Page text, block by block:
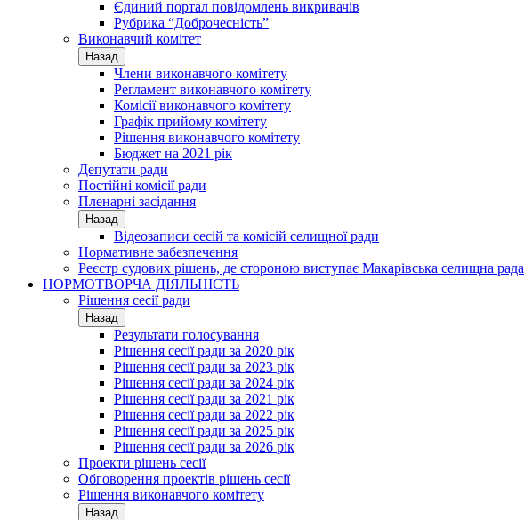
Єдиний портал повідомлень викривачів
Рубрика “Доброчесність”
Виконавчий комітет
Назад
Члени виконавчого комітету
Регламент виконавчого комітету
Комісії виконавчого комітету
Графік прийому комітету
Рішення виконавчого комітету
Бюджет на 2021 рік
Депутати ради
Постійні комісії ради
Пленарні засідання
Назад
Відеозаписи сесій та комісій селищної ради
Нормативне забезпечення
Реєстр судових рішень, де стороною виступає Макарівська селищна рада
НОРМОТВОРЧА ДІЯЛЬНІСТЬ
Рішення сесії ради
Назад
Результати голосування
Рішення сесії ради за 2020 рік
Рішення сесії ради за 2023 рік
Рішення сесії ради за 2024 рік
Рішення сесії ради за 2021 рік
Рішення сесії ради за 2022 рік
Рішення сесії ради за 2025 рік
Рішення сесії ради за 2026 рік
Проекти рішень сесії
Обговорення проектів рішень сесії
Рішення виконавчого комітету
Назад